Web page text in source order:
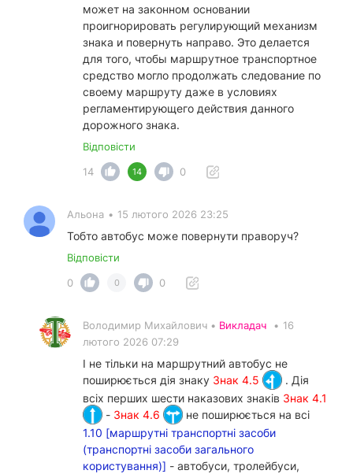
может на законном основании
проигнорировать регулирующий механизм
знака и повернуть направо. Это делается
для того, чтобы маршрутное транспортное
средство могло продолжать следование по
своему маршруту даже в условиях
регламентирующего действия данного
дорожного знака.
Відповісти
14
14 0
Альона • 15 лютого 2026 23:25
Тобто автобус може повернути праворуч?
Відповісти
0
0 0
Володимир Михайлович • Викладач • 16
лютого 2026 07:29
І не тільки на маршрутний автобус не
поширюється дія знаку Знак 4.5
. Дія
всіх перших шести наказових знаків Знак 4.1
- Знак 4.6
не поширюється на всі
1.10 [маршрутні транспортні засоби
(транспортні засоби загального
користування)] - автобуси, тролейбуси,